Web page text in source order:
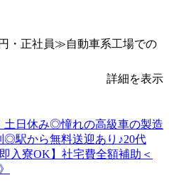
・正社員≫自動車系工場での
詳細を表示